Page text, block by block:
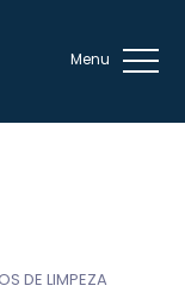
DE LIMPEZA